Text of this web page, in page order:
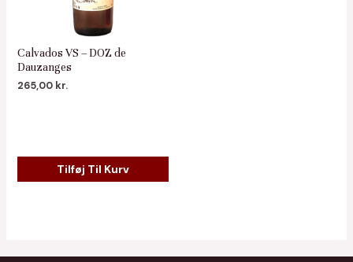
Calvados VS – DOZ de
Dauzanges
265,00 kr.
Tilføj Til Kurv